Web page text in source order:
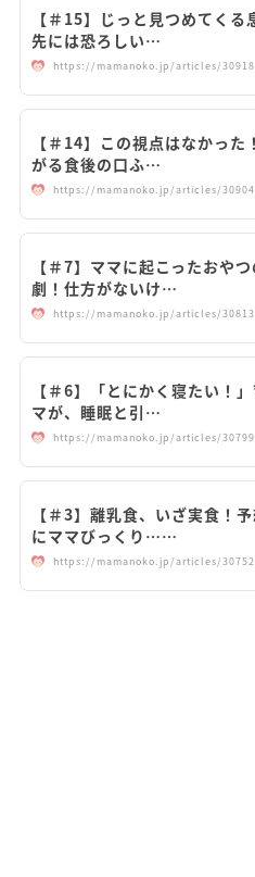
【＃15】じっと見つめてくる
先には恐ろしい…
https://mamanoko.jp/articles/30918
【＃14】この視点はなかった
がる食後の口ふ…
https://mamanoko.jp/articles/30904
【＃7】ママに起こったおや
劇！仕方がないけ…
https://mamanoko.jp/articles/30813
【＃6】「とにかく寝たい！
マが、睡眠と引…
https://mamanoko.jp/articles/30799
【＃3】離乳食、いざ実食！
にママびっくり……
https://mamanoko.jp/articles/30752